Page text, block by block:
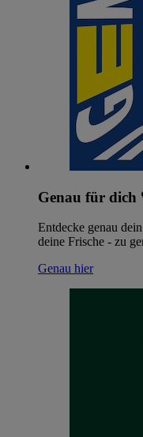
Genau für dich
Entdecke genau
deine Frische - zu
Genau hier